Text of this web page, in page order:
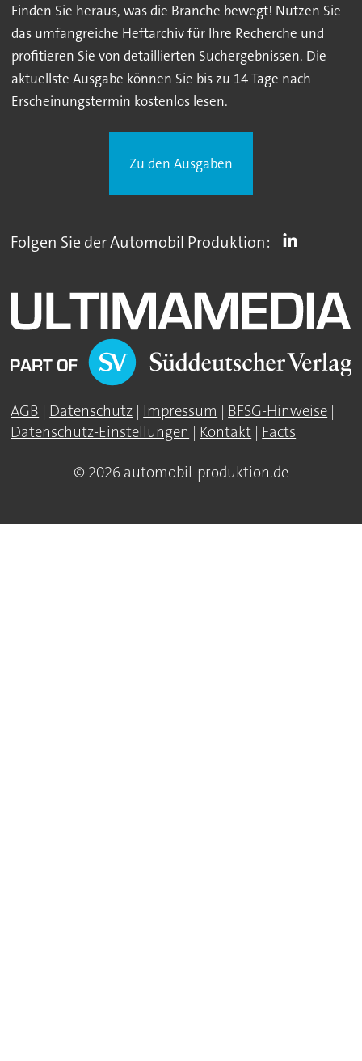
Finden Sie heraus, was die Branche bewegt! Nutzen Sie
das umfangreiche Heftarchiv für Ihre Recherche und
profitieren Sie von detaillierten Suchergebnissen. Die
aktuellste Ausgabe können Sie bis zu 14 Tage nach
Erscheinungstermin kostenlos lesen.
Zu den Ausgaben
Folgen Sie der Automobil Produktion:
AGB Datenschutz Impressum BFSG-Hinweise
Datenschutz-Einstellungen
Kontakt Facts
© 2026 automobil-produktion.de